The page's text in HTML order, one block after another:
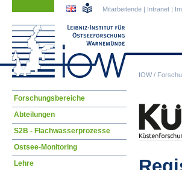
IOW/
Mitarbeitende | Intranet |
Navigation
überspringen
Forschungsbereiche
Abteilungen
S2B - Flachwasserprozesse
Ostsee-Monitoring
Lehre